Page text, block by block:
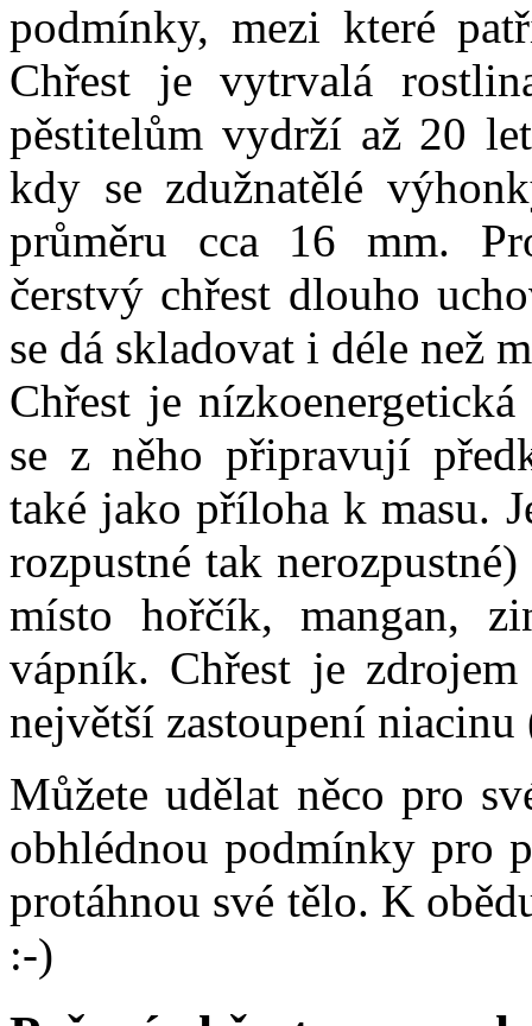
podmínky, mezi které
Chřest je vytrvalá
pěstitelům vydrží až 20
kdy se zdužnatělé
průměru cca 16 mm.
čerstvý chřest dlouho
se dá skladovat i déle než
Chřest je
se z něho připravují
také jako příloha k masu.
rozpustné tak
místo hořčík, mangan,
vápník. Chřest je
největší zastoupení niacinu
Můžete udělat něco pro
obhlédnou podmínky pro
protáhnou své tělo. K
:-)